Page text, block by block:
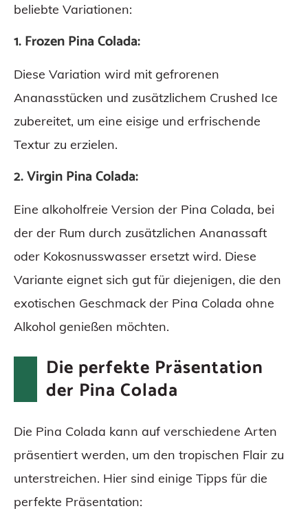
beliebte Variationen:
1. Frozen Pina Colada:
Diese Variation wird mit gefrorenen
Ananasstücken und zusätzlichem Crushed Ice
zubereitet, um eine eisige und erfrischende
Textur zu erzielen.
2. Virgin Pina Colada:
Eine alkoholfreie Version der Pina Colada, bei
der der Rum durch zusätzlichen Ananassaft
oder Kokosnusswasser ersetzt wird. Diese
Variante eignet sich gut für diejenigen, die den
exotischen Geschmack der Pina Colada ohne
Alkohol genießen möchten.
Die perfekte Präsentation
der Pina Colada
Die Pina Colada kann auf verschiedene Arten
präsentiert werden, um den tropischen Flair zu
unterstreichen. Hier sind einige Tipps für die
perfekte Präsentation: